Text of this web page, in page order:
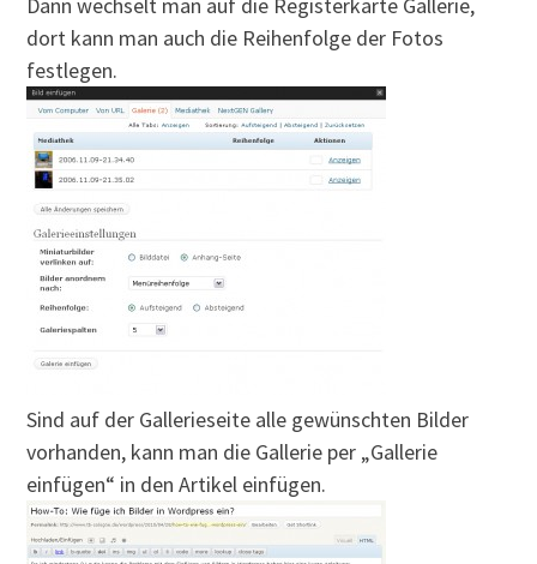
dort kann man auch die Reihenfolge der Fotos
festlegen.
Sind auf der Gallerieseite alle gewünschten Bilder
vorhanden, kann man die Gallerie per „Gallerie
einfügen“ in den Artikel einfügen.